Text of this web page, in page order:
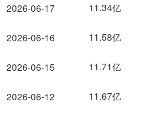
2026-06-17
2026-06-16
2026-06-15
2026-06-12
11.34亿
11.58亿
11.71亿
11.67亿